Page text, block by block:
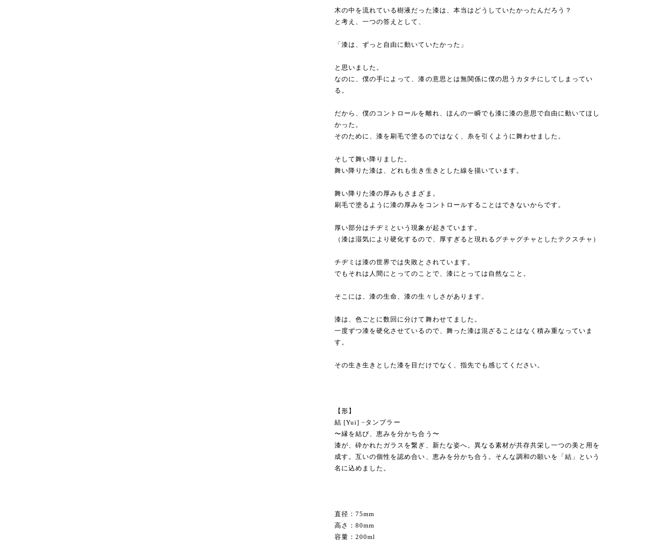
木の中を流れている樹液だった漆は、本当はどうしていたかったんだろう？
と考え、一つの答えとして、
「漆は、ずっと自由に動いていたかった」
と思いました。
なのに、僕の手によって、漆の意思とは無関係に僕の思うカタチにしてしまってい
る。
だから、僕のコントロールを離れ、ほんの一瞬でも漆に漆の意思で自由に動いてほし
かった。
そのために、漆を刷毛で塗るのではなく、糸を引くように舞わせました。
そして舞い降りました。
舞い降りた漆は、どれも生き生きとした線を描いています。
舞い降りた漆の厚みもさまざま。
刷毛で塗るように漆の厚みをコントロールすることはできないからです。
厚い部分はチヂミという現象が起きています。
（漆は湿気により硬化するので、厚すぎると現れるグチャグチャとしたテクスチャ）
チヂミは漆の世界では失敗とされています。
でもそれは人間にとってのことで、漆にとっては自然なこと。
そこには、漆の生命、漆の生々しさがあります。
漆は、色ごとに数回に分けて舞わせてました。
一度ずつ漆を硬化させているので、舞った漆は混ざることはなく積み重なっていま
す。
その生き生きとした漆を目だけでなく、指先でも感じてください。
【形】
結 [Yui] −タンブラー
〜縁を結び、恵みを分かち合う〜
漆が、砕かれたガラスを繋ぎ、新たな姿へ。異なる素材が共存共栄し一つの美と用を
成す。互いの個性を認め合い、恵みを分かち合う。そんな調和の願いを「結」という
名に込めました。
直径：75mm
高さ：80mm
容量：200ml